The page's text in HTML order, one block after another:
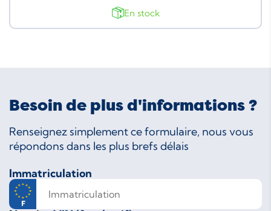
En stock
Besoin de plus d'informations ?
Renseignez simplement ce formulaire, nous vous
répondons dans les plus brefs délais
Immatriculation